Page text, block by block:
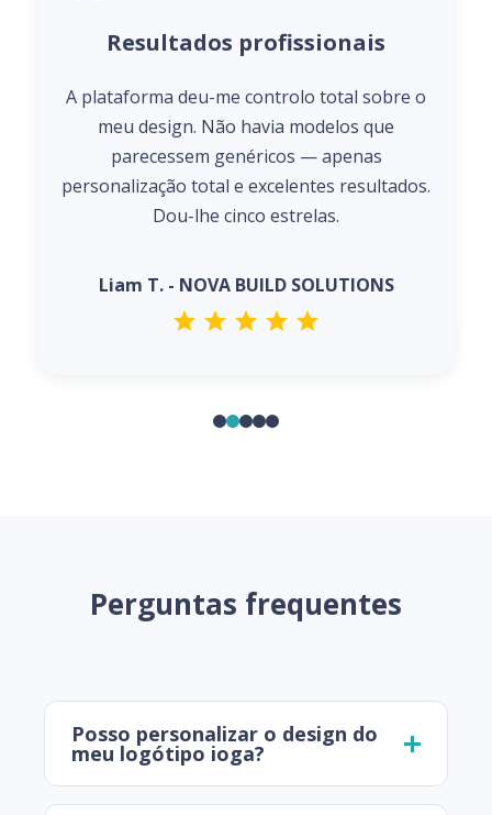
Resultados profissionais
A plataforma deu-me controlo total sobre o
meu design. Não havia modelos que
parecessem genéricos — apenas
personalização total e excelentes resultados.
Dou-lhe cinco estrelas.
Liam T. - NOVA BUILD SOLUTIONS
Perguntas frequentes
Posso personalizar o design do
meu logótipo ioga?